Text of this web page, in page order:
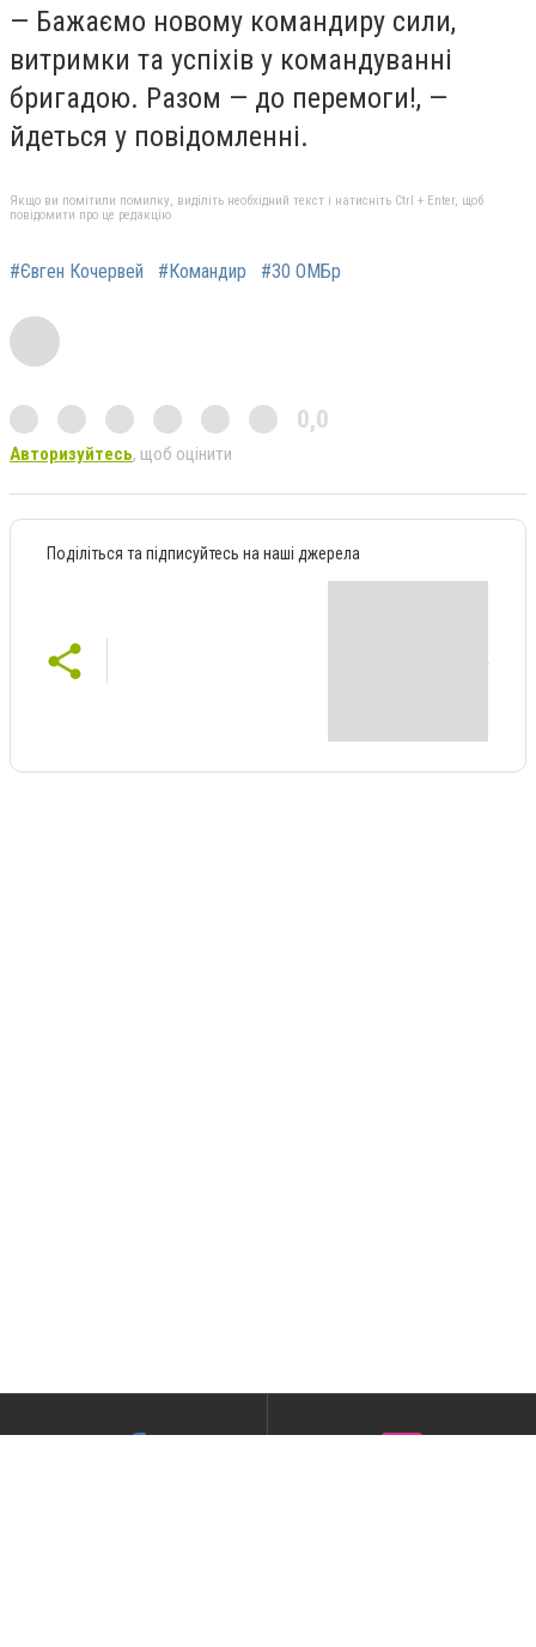
— Бажаємо новому командиру сили,
витримки та успіхів у командуванні
бригадою. Разом — до перемоги!, —
йдеться у повідомленні.
Якщо ви помітили помилку, виділіть необхідний текст і натисніть Ctrl + Enter, щоб
повідомити про це редакцію
#Євген Кочервей #Командир #30 ОМБр
0,0
Авторизуйтесь, щоб оцінити
Поділіться та підписуйтесь на наші джерела